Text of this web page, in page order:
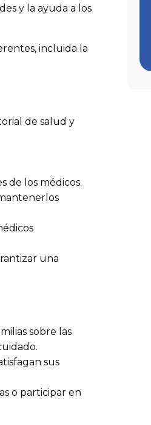
y la ayuda a los
incluida la
de salud y
de los médicos.
una
sobre las
sus
o participar en